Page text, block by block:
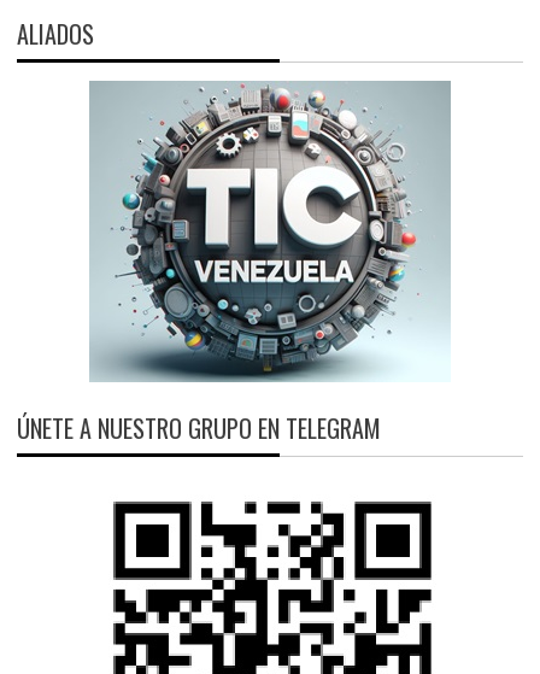
ALIADOS
ÚNETE A NUESTRO GRUPO EN TELEGRAM